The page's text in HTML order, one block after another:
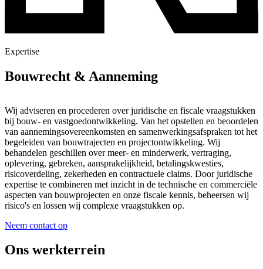
Expertise
Bouwrecht & Aanneming
Wij adviseren en procederen over juridische en fiscale vraagstukken
bij bouw- en vastgoedontwikkeling. Van het opstellen en beoordelen
van aannemingsovereenkomsten en samenwerkingsafspraken tot het
begeleiden van bouwtrajecten en projectontwikkeling. Wij
behandelen geschillen over meer- en minderwerk, vertraging,
oplevering, gebreken, aansprakelijkheid, betalingskwesties,
risicoverdeling, zekerheden en contractuele claims. Door juridische
expertise te combineren met inzicht in de technische en commerciële
aspecten van bouwprojecten en onze fiscale kennis, beheersen wij
risico's en lossen wij complexe vraagstukken op.
Neem contact op
Ons werkterrein